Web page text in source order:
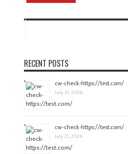
RECENT POSTS
cw-check-https://test.com/
July 31, 2026
cw-check-https://test.com/
July 31, 2026